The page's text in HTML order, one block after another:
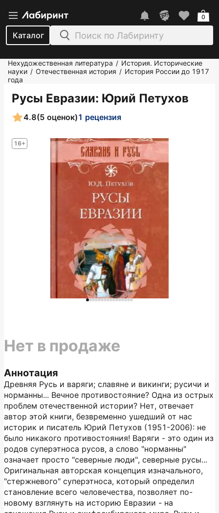
Каталог
0
Нехудожественная литература / История. Исторические
науки / Отечественная история / История России до 1917
года
Русы Евразии: Юрий Петухов
16+
4.8(5 оценок)1 рецензия
Аннотация
Древняя Русь и варяги; славяне и викинги; русичи и
норманны... Вечное противостояние? Одна из острых
проблем отечественной истории? Нет, отвечает
автор этой книги, безвременно ушедший от нас
историк и писатель Юрий Петухов (1951-2006): не
было никакого противостояния! Варяги - это один из
родов суперэтноса русов, а слово "норманны"
означает просто "северные люди", северные русы...
Оригинальная авторская концепция изначального,
"стержневого" суперэтноса, который определил
становление всего человечества, позволяет по-
новому взглянуть на историю Евразии - на
Нет в продаже